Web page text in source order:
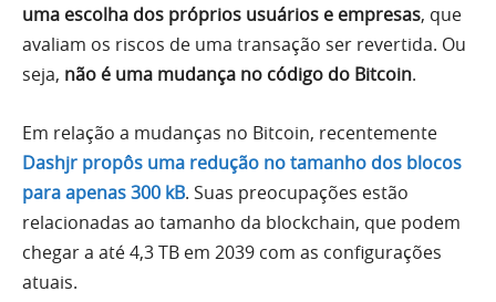
uma escolha dos próprios usuários e empresas, que
avaliam os riscos de uma transação ser revertida. Ou
seja, não é uma mudança no código do Bitcoin.
Em relação a mudanças no Bitcoin, recentemente
Dashjr propôs uma redução no tamanho dos blocos
para apenas 300 kB. Suas preocupações estão
relacionadas ao tamanho da blockchain, que podem
chegar a até 4,3 TB em 2039 com as configurações
atuais.